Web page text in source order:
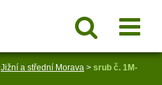
Jižní a střední Morava > srub č. 1M-